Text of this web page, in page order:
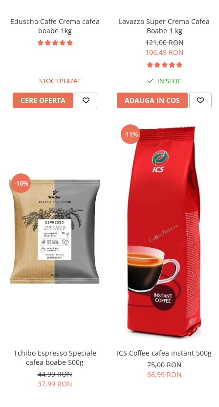
Eduscho Caffe Crema cafea
boabe 1kg
STOC EPUIZAT
CERE OFERTA
Lavazza Super Crema Cafea
Boabe 1 kg
121,00 RON
106,49 RON
IN STOC
ADAUGA IN COS
-16%
Tchibo Espresso Speciale
cafea boabe 500g
44,99 RON
37,99 RON
-11%
ICS Coffee cafea instant 500g
75,00 RON
66,99 RON